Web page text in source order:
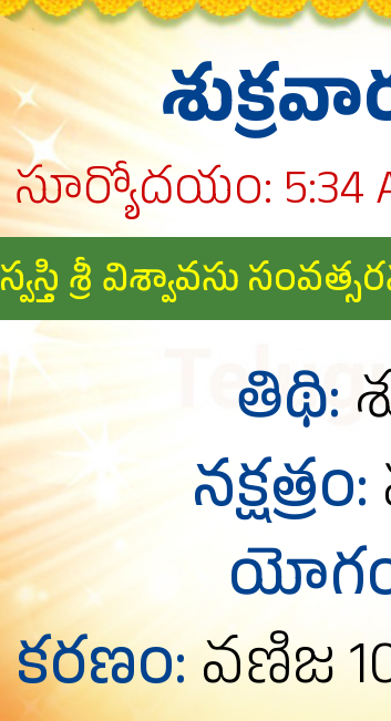
సూర్యోదయం: 5:34
స్వస్తి శ్రీ విశ్వావసు
తిథి:
నక్షత్రం:
కరణం:వణిజ